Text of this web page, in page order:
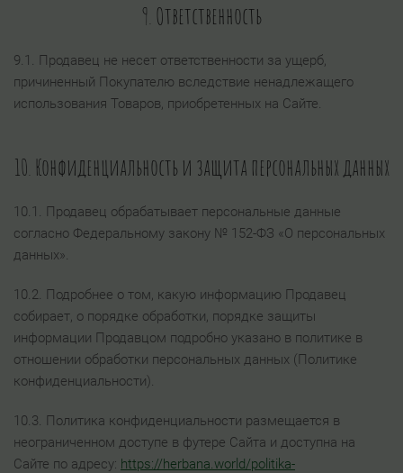
9. Ответственность
9.1. Продавец не несет ответственности за ущерб,
причиненный Покупателю вследствие ненадлежащего
использования Товаров, приобретенных на Сайте.
10. Конфиденциальность и защита персональных данных
10.1. Продавец обрабатывает персональные данные
согласно Федеральному закону № 152-ФЗ «О персональных
данных».
10.2. Подробнее о том, какую информацию Продавец
собирает, о порядке обработки, порядке защиты
информации Продавцом подробно указано в политике в
отношении обработки персональных данных (Политике
конфиденциальности).
10.3. Политика конфиденциальности размещается в
неограниченном доступе в футере Сайта и доступна на
Сайте по адресу: https://herbana.world/politika-